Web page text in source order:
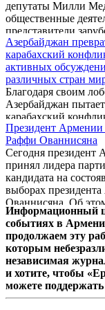
депутаты Милли
общественные
представители
защищающих
азербайджанцев.
Азербайджан
карабахский
активных
различных стран
Благодаря своим
Азербайджан
карабахский
активных
различных стран
сегодняшней
заявил
по внешним
Собрания Армении,
Республиканской
Закарян.
Президент
Раффи Ованнисяна
Сегодня президент
принял лидера
кандидата на
выборах
Ованнисяна. Об
служба главы
подробности
Информационный
событиях в
продолжаем эту
которым
независимая
и хотите, чтобы
можете